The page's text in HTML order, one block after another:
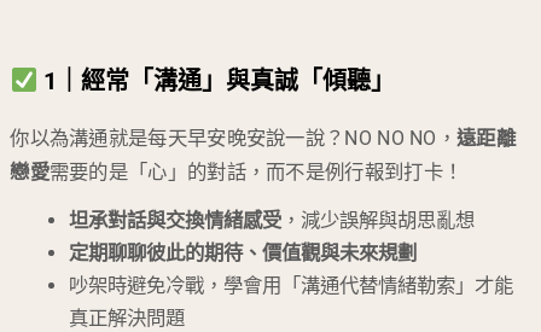
1｜經常「溝通」與真誠「傾聽」
你以為溝通就是每天早安晚安說一說？NO NO NO，遠距離
戀愛需要的是「心」的對話，而不是例行報到打卡！
坦承對話與交換情緒感受 ，減少誤解與胡思亂想
定期聊聊彼此的期待、價值觀與未來規劃
吵架時避免冷戰，學會用「溝通代替情緒勒索」才能
真正解決問題